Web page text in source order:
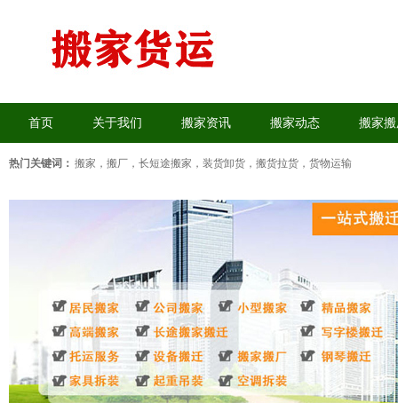
首页 关于我们 搬家资讯 搬家动态 搬家
热门关键词： 搬家，搬厂， 长短途搬家 ， 装货卸货， 搬货拉货， 货物运输